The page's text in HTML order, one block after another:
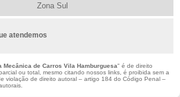
Zona Sul
atendemos
Mecânica de Carros Vila Hamburguesa" é de direito
ou total, mesmo citando nossos links, é proibida sem a
violação de direito autoral – artigo 184 do Código Penal –